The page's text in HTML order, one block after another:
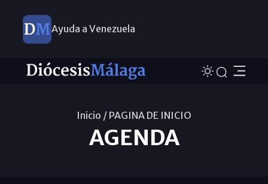
Ayuda a Venezuela
Inicio / PAGINA DE INICIO
AGENDA